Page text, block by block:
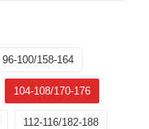
96-100/158-164
104-108/170-176
112-116/182-188